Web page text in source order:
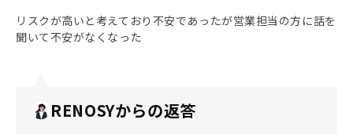
リスクが高いと考えており不安であったが営業担当の方に話を
聞いて不安がなくなった
RENOSYからの返答